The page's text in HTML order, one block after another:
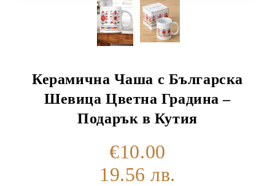
Керамична Чаша с Българска
Шевица Цветна Градина –
Подарък в Кутия
€10.00
19.56 лв.